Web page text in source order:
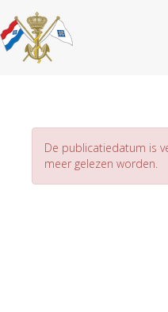
De publicatiedatum is
meer gelezen worden.